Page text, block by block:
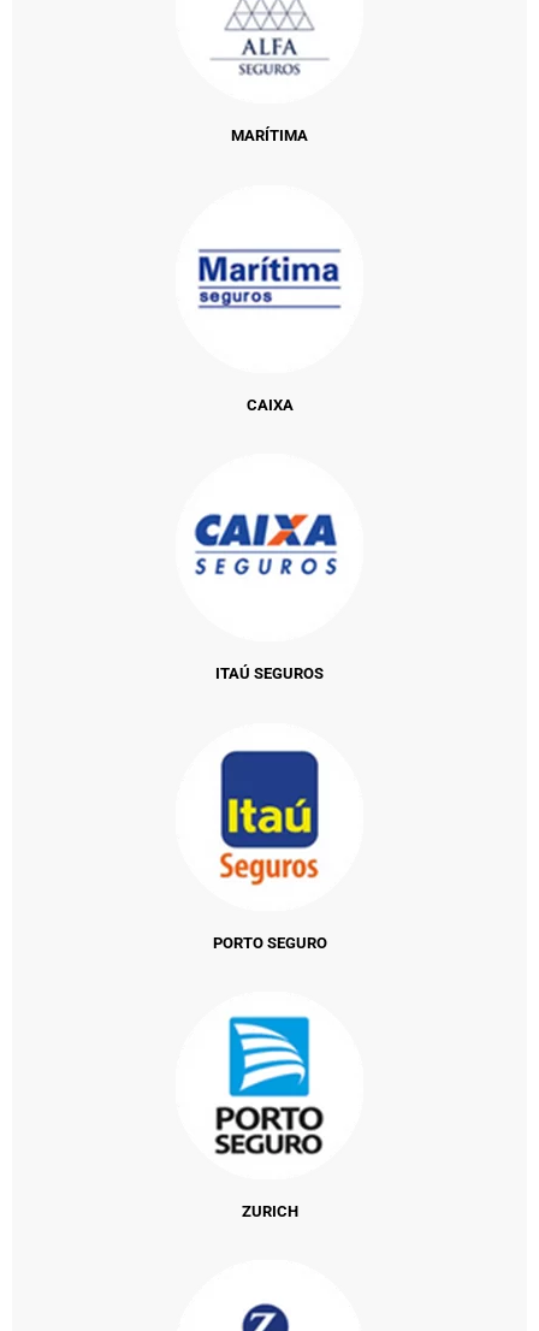
MARÍTIMA
CAIXA
ITAÚ SEGUROS
PORTO SEGURO
ZURICH